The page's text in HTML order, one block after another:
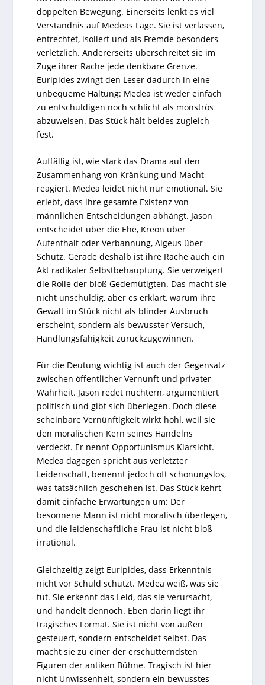
doppelten Bewegung. Einerseits lenkt es viel
Verständnis auf Medeas Lage. Sie ist verlassen,
entrechtet, isoliert und als Fremde besonders
verletzlich. Andererseits überschreitet sie im
Zuge ihrer Rache jede denkbare Grenze.
Euripides zwingt den Leser dadurch in eine
unbequeme Haltung: Medea ist weder einfach
zu entschuldigen noch schlicht als monströs
abzuweisen. Das Stück hält beides zugleich
fest.
Auffällig ist, wie stark das Drama auf den
Zusammenhang von Kränkung und Macht
reagiert. Medea leidet nicht nur emotional. Sie
erlebt, dass ihre gesamte Existenz von
männlichen Entscheidungen abhängt. Jason
entscheidet über die Ehe, Kreon über
Aufenthalt oder Verbannung, Aigeus über
Schutz. Gerade deshalb ist ihre Rache auch ein
Akt radikaler Selbstbehauptung. Sie verweigert
die Rolle der bloß Gedemütigten. Das macht sie
nicht unschuldig, aber es erklärt, warum ihre
Gewalt im Stück nicht als blinder Ausbruch
erscheint, sondern als bewusster Versuch,
Handlungsfähigkeit zurückzugewinnen.
Für die Deutung wichtig ist auch der Gegensatz
zwischen öffentlicher Vernunft und privater
Wahrheit. Jason redet nüchtern, argumentiert
politisch und gibt sich überlegen. Doch diese
scheinbare Vernünftigkeit wirkt hohl, weil sie
den moralischen Kern seines Handelns
verdeckt. Er nennt Opportunismus Klarsicht.
Medea dagegen spricht aus verletzter
Leidenschaft, benennt jedoch oft schonungslos,
was tatsächlich geschehen ist. Das Stück kehrt
damit einfache Erwartungen um: Der
besonnene Mann ist nicht moralisch überlegen,
und die leidenschaftliche Frau ist nicht bloß
irrational.
Gleichzeitig zeigt Euripides, dass Erkenntnis
nicht vor Schuld schützt. Medea weiß, was sie
tut. Sie erkennt das Leid, das sie verursacht,
und handelt dennoch. Eben darin liegt ihr
tragisches Format. Sie ist nicht von außen
gesteuert, sondern entscheidet selbst. Das
macht sie zu einer der erschütterndsten
Figuren der antiken Bühne. Tragisch ist hier
nicht Unwissenheit, sondern ein bewusstes